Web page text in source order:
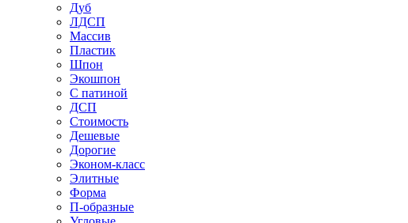
Дуб
ЛДСП
Массив
Пластик
Шпон
Экошпон
С патиной
ДСП
Стоимость
Дешевые
Дорогие
Эконом-класс
Элитные
Форма
П-образные